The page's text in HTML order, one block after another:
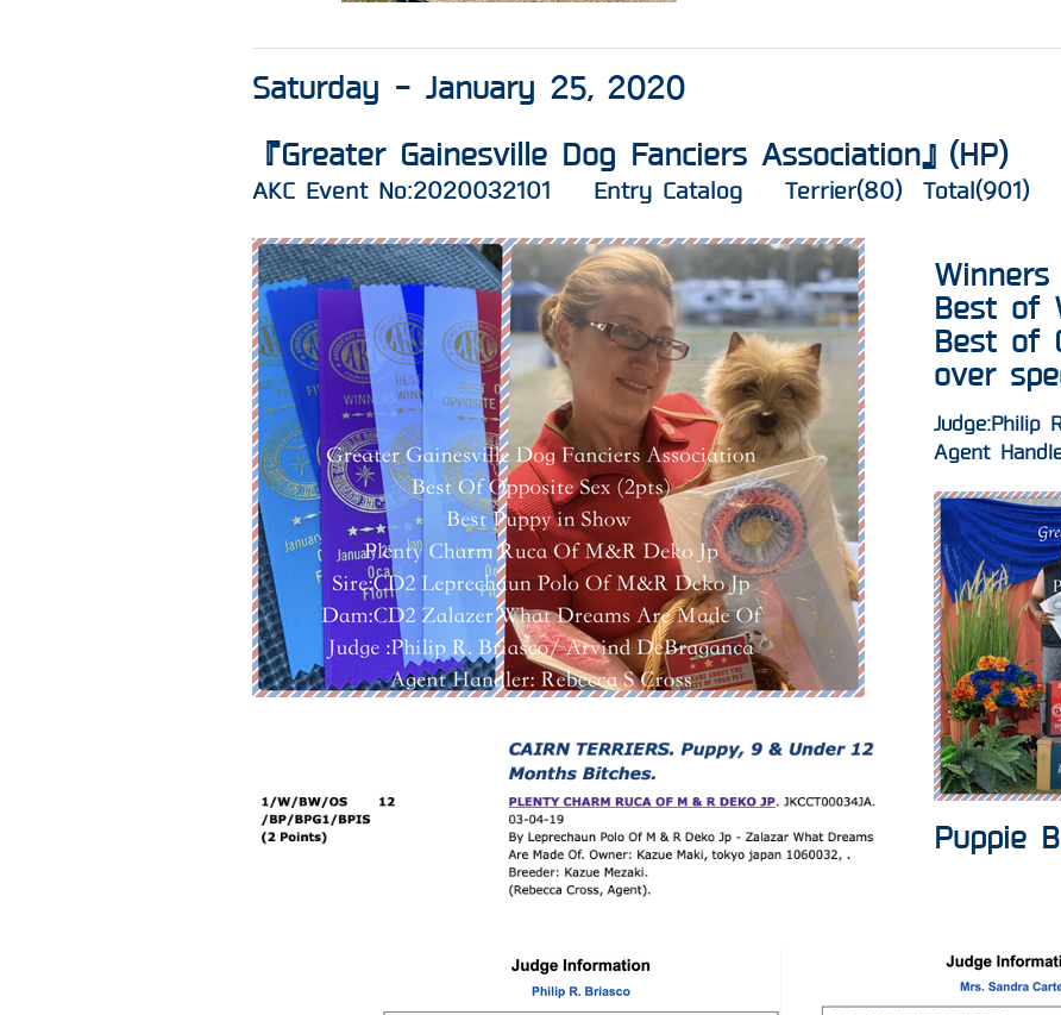
Saturday - January 25, 2020
『Greater Gainesville Dog Fanciers Association』( HP)
AKC Event No:2020032101 Entry Catalog Terrier(80) Total(901)
Winners
Best of
​Best of
​over
Judge:Philip
Agent
​Puppie